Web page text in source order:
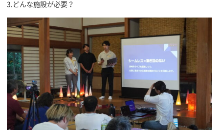
3.どんな施設が必要？